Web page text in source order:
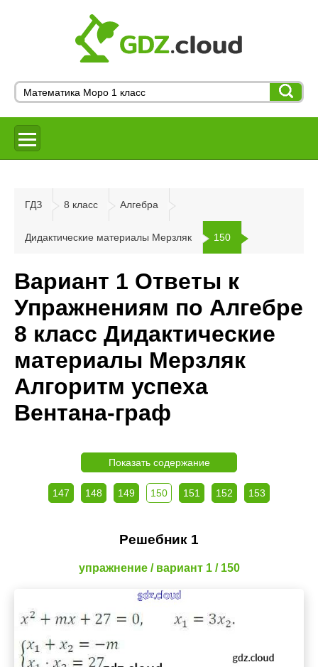
ГДЗ 8 класс Алгебра
Дидактические материалы Мерзляк 150
Вариант 1 Ответы к
Упражнениям по Алгебре
8 класс Дидактические
материалы Мерзляк
Алгоритм успеха
Вентана-граф
Показать содержание
147 148 149 150 151 152 153
Решебник 1
упражнение / вариант 1 / 150